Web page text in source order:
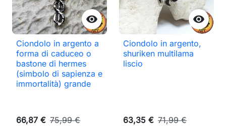

Ciondolo in argento a
forma di caduceo o
bastone di hermes
(simbolo di sapienza e
immortalità) grande
66,87 € 75,99 €

Ciondolo in argento,
shuriken multilama
liscio
63,35 € 71,99 €